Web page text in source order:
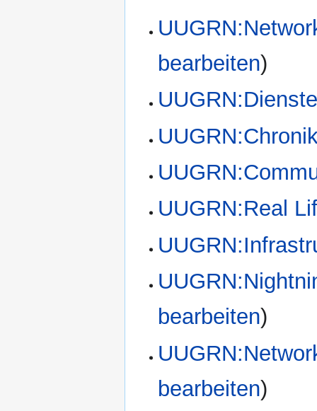
bearbeiten)
UUGRN:Real
bearbeiten)
bearbeiten)